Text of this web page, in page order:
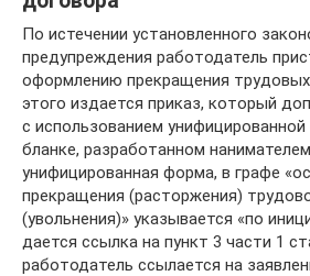
По истечении установленного
предупреждения работодатель
оформлению прекращения
этого издается приказ, который
с использованием
бланке, разработанном
унифицированная форма, в графе
прекращения (расторжения)
(увольнения)» указывается «по
дается ссылка на пункт 3 части 1
работодатель ссылается на